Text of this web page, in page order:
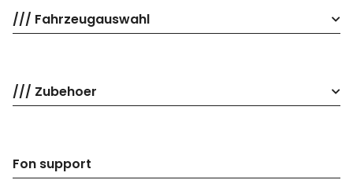
/// Fahrzeugauswahl
/// Zubehoer
Fon support